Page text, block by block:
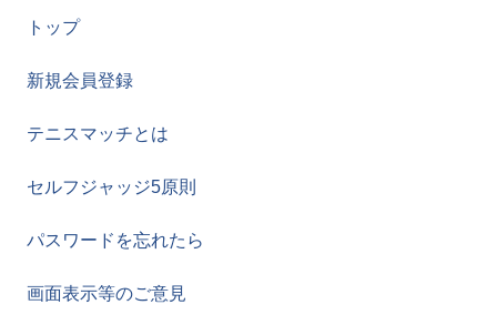
トップ
新規会員登録
テニスマッチとは
セルフジャッジ5原則
パスワードを忘れたら
画面表示等のご意見